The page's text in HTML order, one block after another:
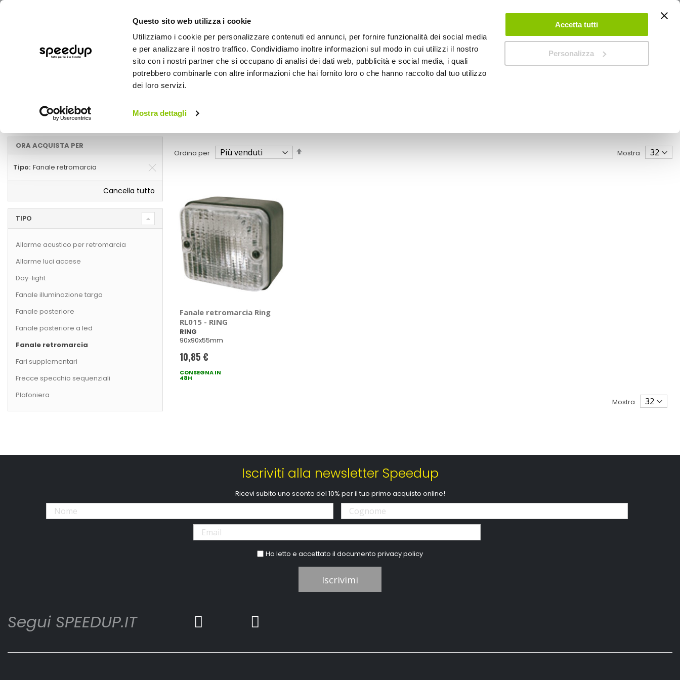
Questo sito web utilizza i cookie
Utilizziamo i cookie per personalizzare contenuti ed annunci, per fornire funzionalità dei social media
e per analizzare il nostro traffico. Condividiamo inoltre informazioni sul modo in cui utilizzi il nostro
sito con i nostri partner che si occupano di analisi dei dati web, pubblicità e social media, i quali
potrebbero combinarle con altre informazioni che hai fornito loro o che hanno raccolto dal tuo utilizzo
dei loro servizi.
Mostra dettagli
Accetta tutti
Personalizza
ACCEDI CREA UN ACCOUNT CONTATTACI
BICI OUTDOOR
Auto Illuminazione
Fanale retromarcia
Ordina per Mostra
Fanale retromarcia Ring
RL015 - RING
RING
90x90x55mm
10,85 €
CONSEGNA IN
48H
Mostra
ORA ACQUISTA PER
Tipo Fanale retromarcia
Cancella tutto
TIPO
Allarme acustico per retromarcia
Allarme luci accese
Day-light
Fanale illuminazione targa
Fanale posteriore
Fanale posteriore a led
Fanale retromarcia
Fari supplementari
Frecce specchio sequenziali
Plafoniera
Iscriviti alla newsletter Speedup
Ricevi subito uno sconto del 10% per il tuo primo acquisto online!
Ho letto e accettato il documentoprivacy policy
Iscrivimi
Segui SPEEDUP.IT